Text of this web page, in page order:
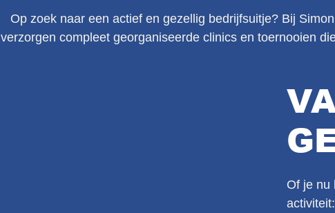
Op zoek naar een actief en gezellig bedrijfsuitje? Bij
verzorgen compleet georganiseerde clinics en toernooien
Of je nu